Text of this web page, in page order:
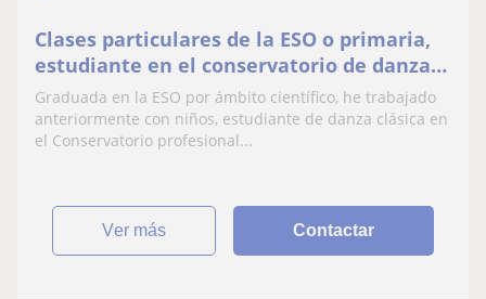
Clases particulares de la ESO o primaria,
estudiante en el conservatorio de danza
clásica y grado superior, titulación en ESO
por ámbito científico
Graduada en la ESO por ámbito científico, he trabajado
anteriormente con niños, estudiante de danza clásica en
el Conservatorio profesional...
ver más Contactar